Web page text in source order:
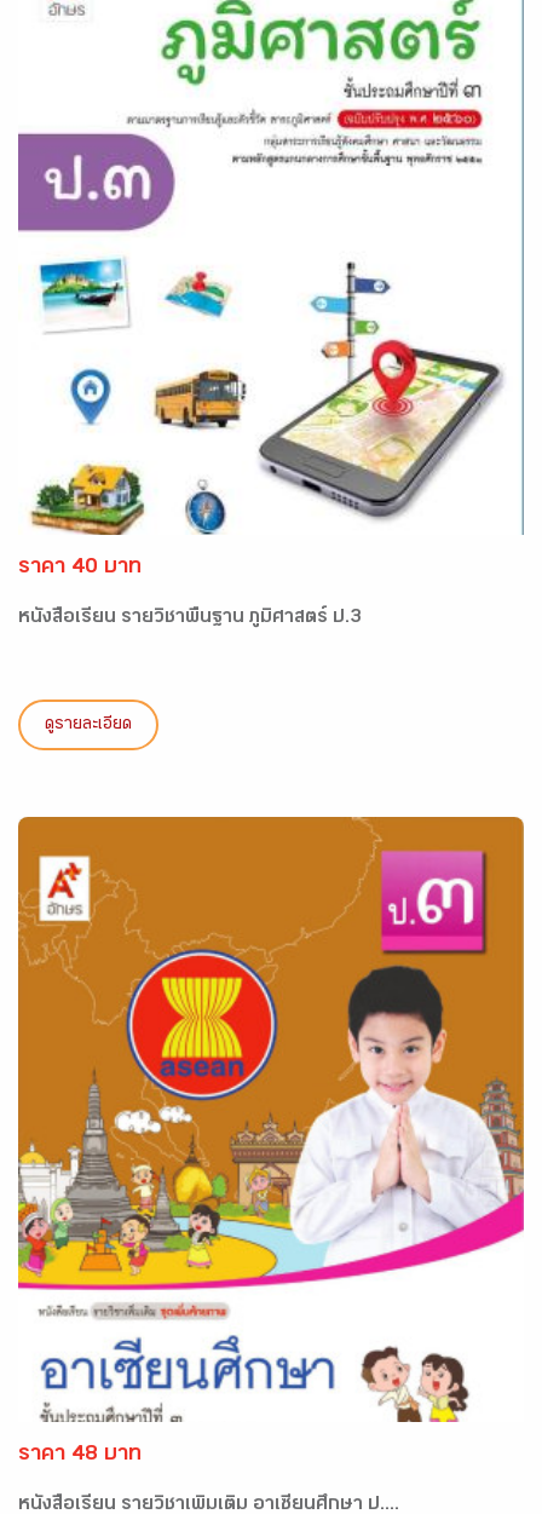
ราคา 40 บาท
หนังสือเรียน รายวิชาพื้นฐาน ภูมิศาสตร์ ป.3
ดูรายละเอียด
ราคา 48 บาท
หนังสือเรียน รายวิชาเพิ่มเติม อาเซียนศึกษา ป....